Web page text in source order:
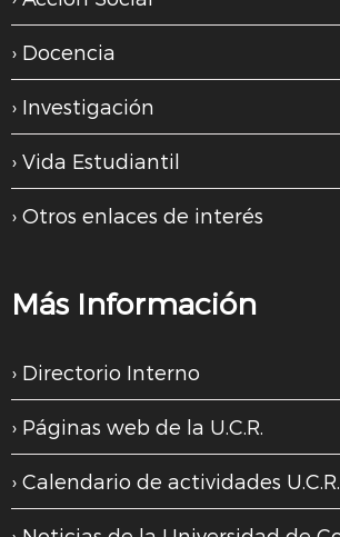
Docencia
Investigación
Vida Estudiantil
Otros enlaces de interés
Más Información
Directorio Interno
Páginas web de la U.C.R.
Calendario de actividades U.C.R.